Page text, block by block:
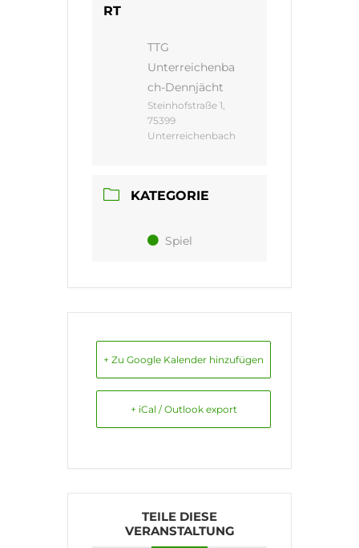
RT
TTG
Unterreichenba
ch-Dennjächt
Steinhofstraße 1,
75399
Unterreichenbach
KATEGORIE
Spiel
+ Zu Google Kalender hinzufügen
+ iCal / Outlook export
TEILE DIESE
VERANSTALTUNG